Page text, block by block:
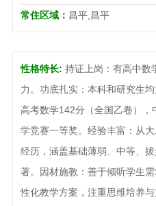
常住区域： 昌平,昌平
性格特长:持证上岗：有高中数
力。功底扎实：本科和研究生
高考数学142分（全国乙卷）
学竞赛一等奖。经验丰富：从
经历，涵盖基础薄弱、中等、
著。因材施教：善于倾听学生
性化教学方案，注重思维培养